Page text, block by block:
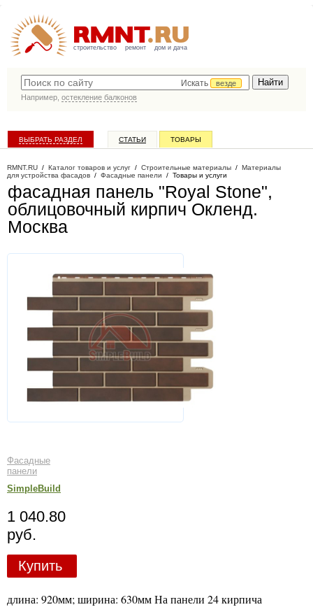
строительство ремонт дом и дача
Искать
везде
Например, остекление балконов
ВЫБРАТЬ РАЗДЕЛ СТАТЬИ ТОВАРЫ
RMNT.RU / Каталог товаров и услуг / Строительные материалы / Материалы
для устройства фасадов / Фасадные панели / Товары и услуги
фасадная панель "Royal Stone",
облицовочный кирпич Окленд.
Москва
Фасадные
панели
SimpleBuild
1 040.80
руб.
Купить
длина: 920мм; ширина: 630мм На панели 24 кирпича